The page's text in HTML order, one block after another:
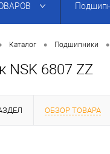
Каталог • Подшипники •
NSK 6807 ZZ
ОБЗОР ТОВАРА